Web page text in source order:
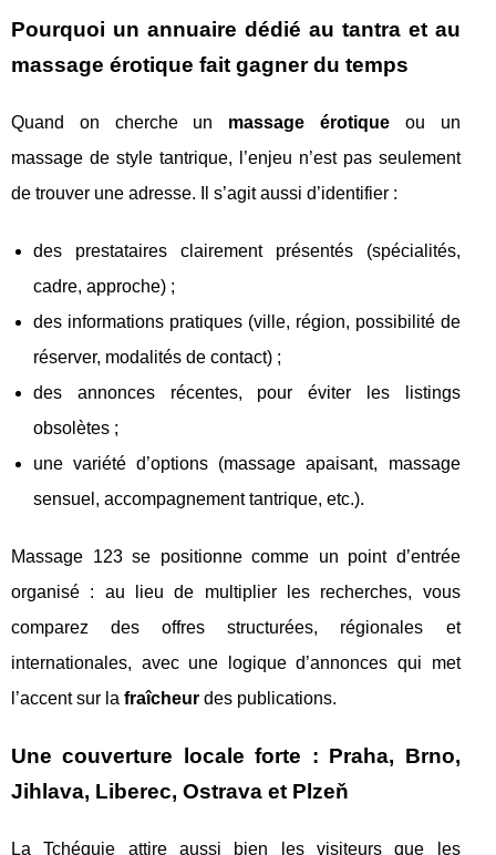
Pourquoi un annuaire dédié au tantra et au
massage érotique fait gagner du temps
Quand on cherche un massage érotique ou un
massage de style tantrique, l’enjeu n’est pas seulement
de trouver une adresse. Il s’agit aussi d’identifier :
des prestataires clairement présentés (spécialités,
cadre, approche) ;
des informations pratiques (ville, région, possibilité de
réserver, modalités de contact) ;
des annonces récentes, pour éviter les listings
obsolètes ;
une variété d’options (massage apaisant, massage
sensuel, accompagnement tantrique, etc.).
Massage 123 se positionne comme un point d’entrée
organisé : au lieu de multiplier les recherches, vous
comparez des offres structurées, régionales et
internationales, avec une logique d’annonces qui met
l’accent sur la fraîcheur des publications.
Une couverture locale forte : Praha, Brno,
Jihlava, Liberec, Ostrava et Plzeň
La Tchéquie attire aussi bien les visiteurs que les